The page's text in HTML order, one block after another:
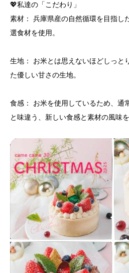
​💖私達の「こだわり」
素材： 兵庫県産の自然循環を目指し
選食材を使用。
生地： お米とは思えないほどしっと
た優しい甘さの生地。
食感： お米を使用しているため、通
と味違う、新しい食感と素材の風味